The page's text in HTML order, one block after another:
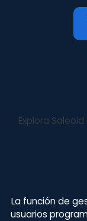
Explora
La función de
usuarios